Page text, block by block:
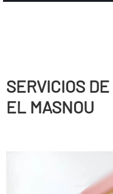
SERVICIOS
EL MASNOU